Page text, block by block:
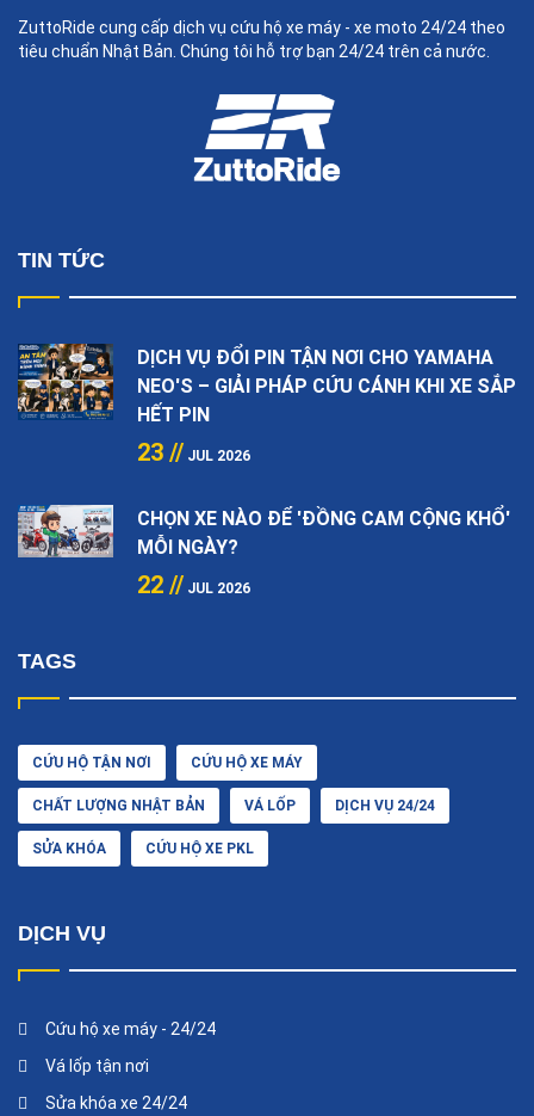
ZuttoRide cung cấp dịch vụ cứu hộ xe máy - xe moto 24/24 theo
tiêu chuẩn Nhật Bản. Chúng tôi hỗ trợ bạn 24/24 trên cả nước.
TIN TỨC
DỊCH VỤ ĐỔI PIN TẬN NƠI CHO YAMAHA
NEO'S – GIẢI PHÁP CỨU CÁNH KHI XE SẮP
HẾT PIN
23 // JUL 2026
CHỌN XE NÀO ĐỂ 'ĐỒNG CAM CỘNG KHỔ'
MỖI NGÀY?
22 // JUL 2026
TAGS
CỨU HỘ TẬN NƠI CỨU HỘ XE MÁY
CHẤT LƯỢNG NHẬT BẢN VÁ LỐP DỊCH VỤ 24/24
SỬA KHÓA CỨU HỘ XE PKL
DỊCH VỤ
Cứu hộ xe máy - 24/24
Vá lốp tận nơi
Sửa khóa xe 24/24